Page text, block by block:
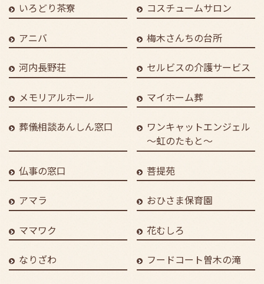
いろどり茶寮 コスチュームサロン
アニバ 梅木さんちの台所
河内長野荘 セルビスの介護サービス
メモリアルホール マイホーム葬
葬儀相談あんしん窓口
ワンキャットエンジェル
～虹のたもと～
仏事の窓口 菩提苑
アマラ おひさま保育園
ママワク 花むしろ
なりざわ フードコート曽木の滝